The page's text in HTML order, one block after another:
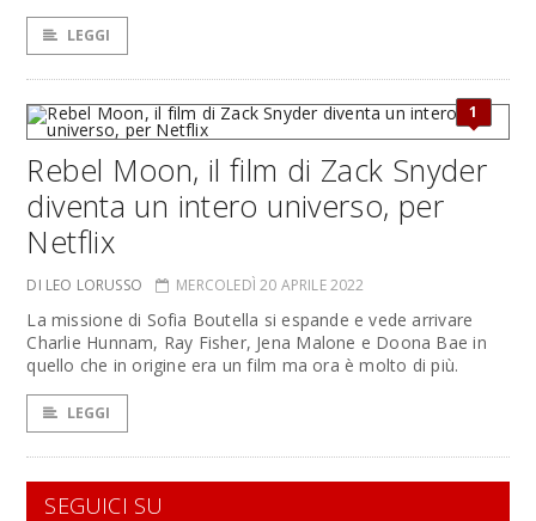
LEGGI
1
Rebel Moon, il film di Zack Snyder
diventa un intero universo, per
Netflix
DI LEO LORUSSO MERCOLEDÌ 20 APRILE 2022
La missione di Sofia Boutella si espande e vede arrivare
Charlie Hunnam, Ray Fisher, Jena Malone e Doona Bae in
quello che in origine era un film ma ora è molto di più.
LEGGI
SEGUICI SU